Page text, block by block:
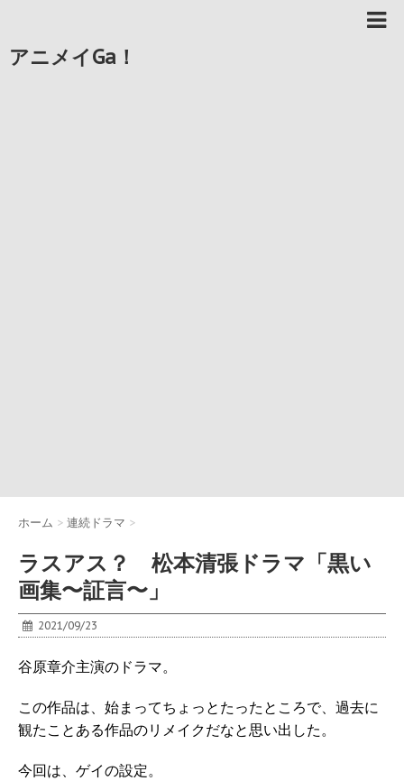
アニメイGa！
ホーム > 連続ドラマ >
ラスアス？ 松本清張ドラマ「黒い
画集〜証言〜」
2021/09/23
谷原章介主演のドラマ。
この作品は、始まってちょっとたったところで、過去に
観たことある作品のリメイクだなと思い出した。
今回は、ゲイの設定。